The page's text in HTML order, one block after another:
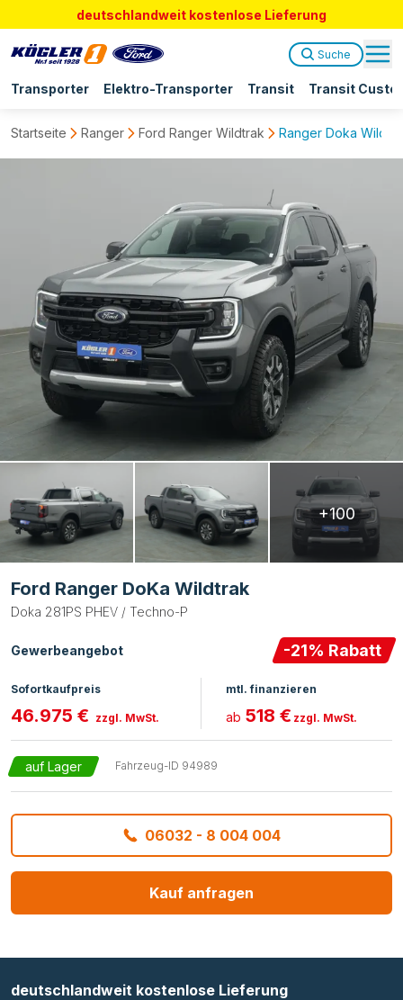
deutschlandweit kostenlose Lieferung
Transporter Elektro-Transporter Transit Transit
Suche
Startseite Ranger Ford Ranger Wildtrak Ranger Doka
+100
Ford Ranger DoKa Wildtrak
Doka 281PS PHEV / Techno-P
Gewerbeangebot -21% Rabatt
Sofortkaufpreis
46.975 € zzgl. MwSt.
mtl. finanzieren
ab 518 € zzgl. MwSt.
auf Lager Fahrzeug-ID 94989
06032 - 8 004 004
Kauf anfragen
deutschlandweit kostenlose Lieferung